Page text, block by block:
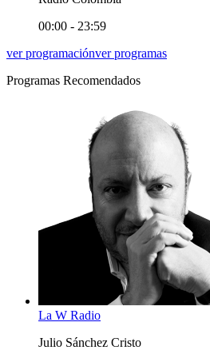
00:00 - 23:59
ver programaciónver programas
Programas Recomendados
La W Radio
Julio Sánchez Cristo